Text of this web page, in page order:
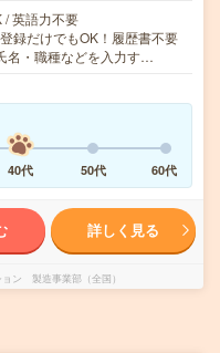
/ 英語力不要
録だけでもOK！履歴書不要
名・職種などを入力す…
40代 50代 60代
詳しく見る
ン 製造事業部（全国）